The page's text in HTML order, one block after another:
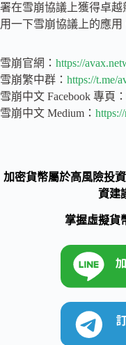
署在雪崩協議上獲得卓
用一下雪崩協議上的應用
雪崩官網： https://
雪崩繁中群： https://t.me/
雪崩中文 Facebook 專頁：
雪崩中文 Medium：
加密貨幣屬於高風險投
資建
掌握虛擬貨